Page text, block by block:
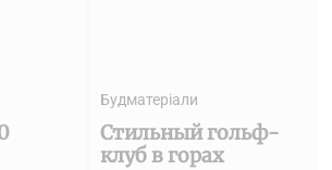
Будматеріали
Стильный гольф-
клуб в горах